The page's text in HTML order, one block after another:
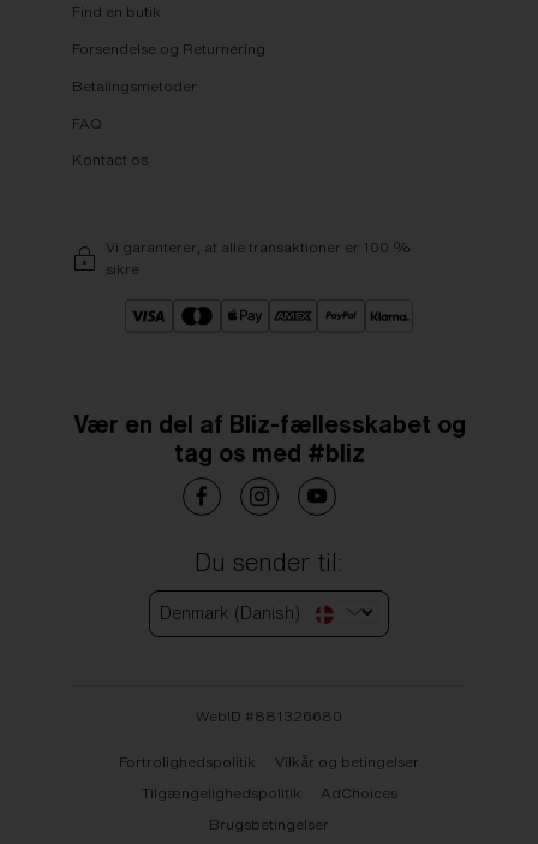
Find en butik
Forsendelse og Returnering
Betalingsmetoder
FAQ
Kontact os
Vi garanterer, at alle transaktioner er 100 %
sikre
Vær en del af Bliz-fællesskabet og
tag os med #bliz
Du sender til:
Denmark (Danish)
WebID #881326680
Fortrolighedspolitik
Vilkår og betingelser
Tilgængelighedspolitik
AdChoices
Brugsbetingelser